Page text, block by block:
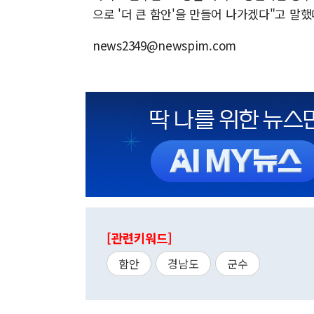
으로 '더 큰 함안'을 만들어 나가겠다"고 말
news2349@newspim.com
[관련키워드]
함안 경남도 군수